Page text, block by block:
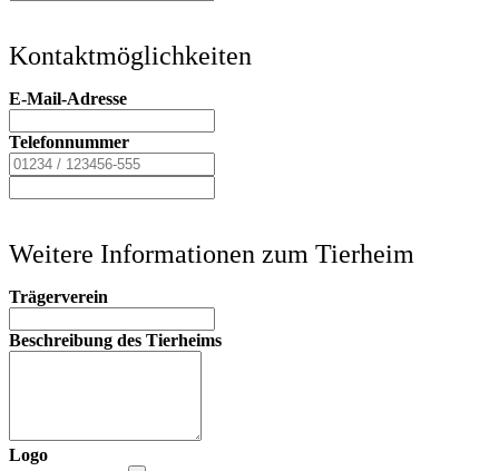
Kontaktmöglichkeiten
E-Mail-Adresse
Telefonnummer
Weitere Informationen zum Tierheim
Trägerverein
Beschreibung des Tierheims
Logo